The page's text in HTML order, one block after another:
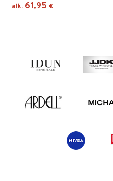
alk. 61,95 €